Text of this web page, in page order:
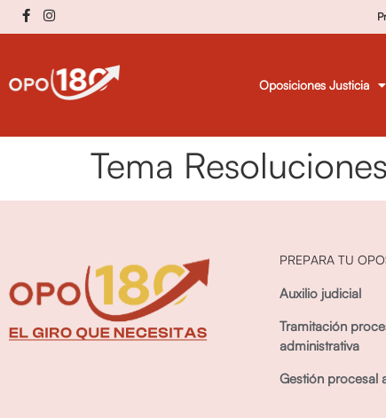
Oposiciones Justicia
Tema
PREPARA TU
Auxilio judicial
Tramitación
administrativa
Gestión procesal